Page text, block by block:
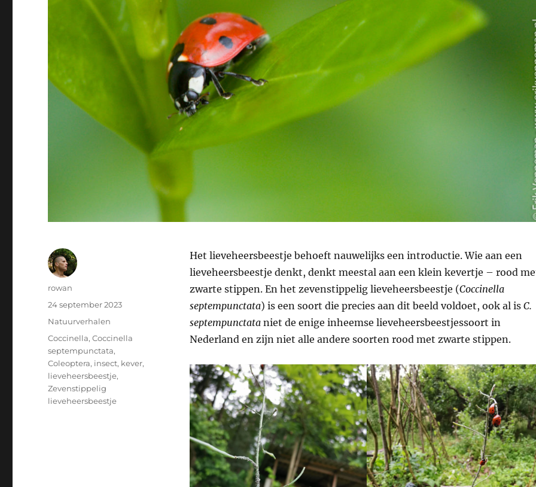
Het lieveheersbeestje behoeft nauwelijks een introductie. Wie aan een
lieveheersbeestje denkt, denkt meestal aan een klein kevertje – rood
zwarte stippen. En het zevenstippelig lieveheersbeestje (Coccinella
septempunctata) is een soort die precies aan dit beeld voldoet, ook al is C.
septempunctataniet de enige inheemse lieveheersbeestjessoort in
Nederland en zijn niet alle andere soorten rood met zwarte stippen.
Auteur
rowan
Geplaatst
24 september 2023
Categorieën
Natuurverhalen
Tags
Coccinella,Coccinella
septempunctata,
Coleoptera, insect, kever,
lieveheersbeestje,
Zevenstippelig
lieveheersbeestje